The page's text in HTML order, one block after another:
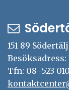
151 89
Tfn: 08–523